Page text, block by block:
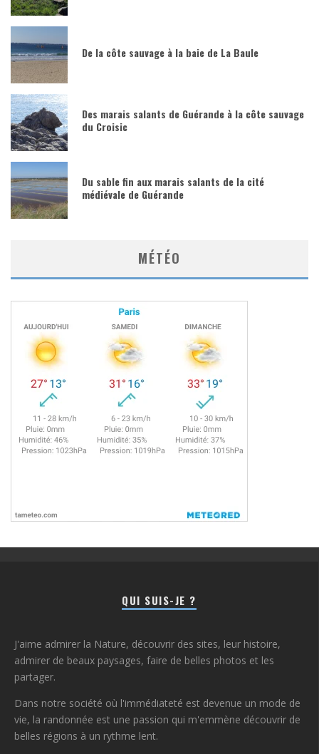
De la côte sauvage à la baie de La Baule
Des marais salants de Guérande à la côte sauvage
du Croisic
Du sable fin aux marais salants de la cité
médiévale de Guérande
MÉTÉO
QUI SUIS-JE ?
J'aime admirer la Nature, découvrir des sites, leur histoire,
admirer de beaux paysages, faire de belles photos et les
partager.
Dans notre société où l'immédiateté est devenue un mode de
vie, la randonnée est une passion qui m'emmène découvrir de
belles régions à un rythme lent.